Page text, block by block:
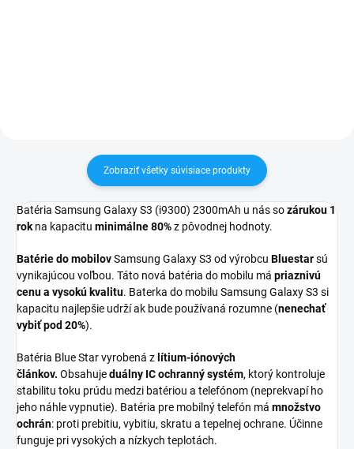
Zobraziť všetky súvisiace produkty
Batéria Samsung Galaxy S3 (i9300) 2300mAh u nás sozárukou 1
rokna kapacitu minimálne 80%z pôvodnej hodnoty.
Batérie do mobilovSamsung Galaxy S3 od výrobcu Bluestarsú
vynikajúcou voľbou. Táto nová batéria do mobilu má priaznivú
cenu a vysokú kvalitu. Baterka do mobilu Samsung Galaxy S3 si
kapacitu najlepšie udrží ak bude používaná rozumne (nenechať
vybiť pod 20%).
Batéria Blue Star vyrobená z lítium-iónových
článkov. Obsahujeduálny IC ochranný systém, ktorý kontroluje
stabilitu toku prúdu medzi batériou a telefónom (neprekvapí ho
jeho náhle vypnutie). Batéria pre mobilný telefón má množstvo
ochrán: proti prebitiu, vybitiu, skratu a tepelnej ochrane. Účinne
funguje pri vysokých a nízkych teplotách.